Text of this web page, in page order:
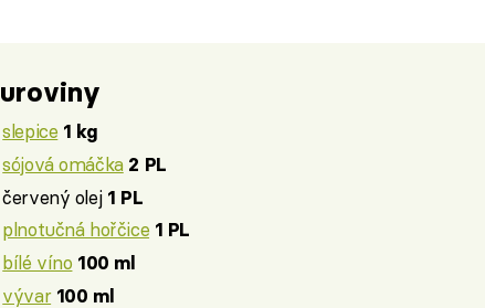
slepice 1 kg
sójová omáčka 2 PL
červený olej 1 PL
plnotučná hořčice 1 PL
bílé víno 100 ml
vývar 100 ml